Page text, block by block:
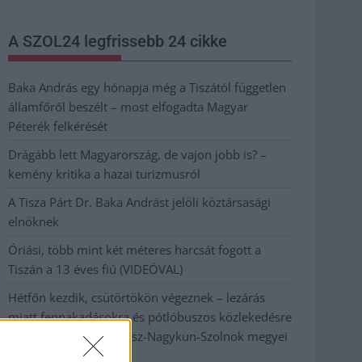
A SZOL24 legfrissebb 24 cikke
Baka András egy hónapja még a Tiszától független
államfőről beszélt – most elfogadta Magyar
Péterék felkérését
Drágább lett Magyarország, de vajon jobb is? –
kemény kritika a hazai turizmusról
A Tisza Párt Dr. Baka Andrást jelöli köztársasági
elnöknek
Óriási, több mint két méteres harcsát fogott a
Tiszán a 13 éves fiú (VIDEÓVAL)
Hétfőn kezdik, csütörtökön végeznek – lezárás
miatt fennakadásokra és pótlóbuszos közlekedésre
számítsunk az egyik Jász-Nagykun-Szolnok megyei